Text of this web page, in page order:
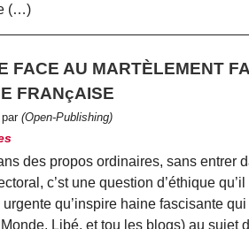
(…)
FACE AU MARTÈLEMENT
FRANçAISE
(Open-Publishing)
des propos ordinaires, sans entrer
c’st une question d’éthique
urgente qu’inspire haine fascisante
Libé, et tou les blogs) au sujet